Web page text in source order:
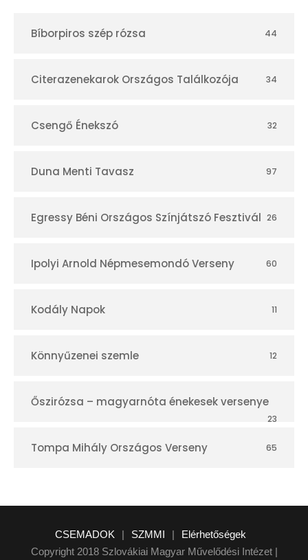
r
Bíborpiros szép rózsa 44
Citerazenekarok Országos Találkozója 34
Csengő Énekszó 32
Duna Menti Tavasz 97
Egressy Béni Országos Színjátszó Fesztivál 26
Ipolyi Arnold Népmesemondó Verseny 60
Kodály Napok 11
Könnyűzenei szemle 12
Őszirózsa – magyarnóta énekesek versenye
23
Tompa Mihály Országos Verseny 65
CSEMADOK | SZMMI |
Elérhetőségek
Copyright 2018 Szlovákiai Magyar Művelődési Intézet |